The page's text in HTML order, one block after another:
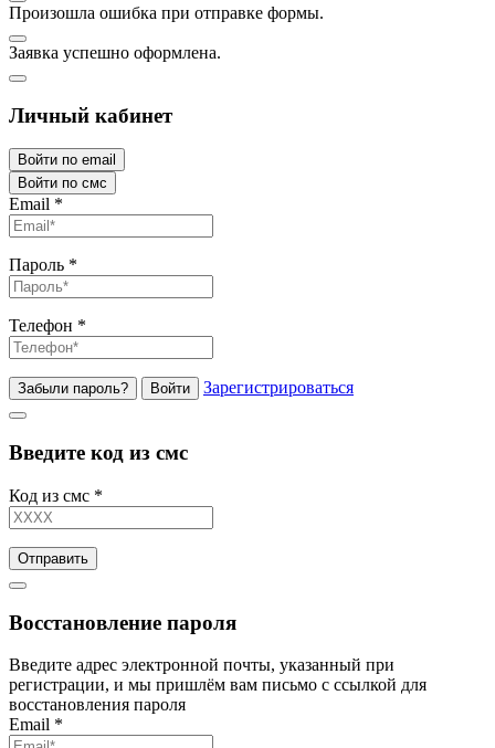
Произошла ошибка при отправке формы.
Заявка успешно оформлена.
Личный кабинет
Войти по email
Войти по смс
Email *
Пароль *
Телефон *
Забыли пароль? Войти Зарегистрироваться
Введите код из смс
Код из смс *
Отправить
Восстановление пароля
Введите адрес электронной почты, указанный при
регистрации, и мы пришлём вам письмо с ссылкой для
восстановления пароля
Email *